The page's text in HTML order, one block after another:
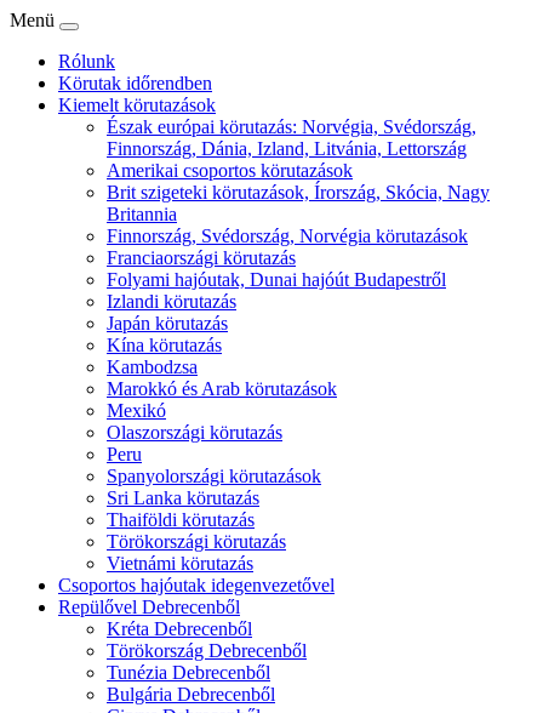
Menü
Rólunk
Körutak időrendben
Kiemelt körutazások
Észak európai körutazás: Norvégia, Svédország,
Finnország, Dánia, Izland, Litvánia, Lettország
Amerikai csoportos körutazások
Brit szigeteki körutazások, Írország, Skócia, Nagy
Britannia
Finnország, Svédország, Norvégia körutazások
Franciaországi körutazás
Folyami hajóutak, Dunai hajóút Budapestről
Izlandi körutazás
Japán körutazás
Kína körutazás
Kambodzsa
Marokkó és Arab körutazások
Mexikó
Olaszországi körutazás
Peru
Spanyolországi körutazások
Sri Lanka körutazás
Thaiföldi körutazás
Törökországi körutazás
Vietnámi körutazás
Csoportos hajóutak idegenvezetővel
Repülővel Debrecenből
Kréta Debrecenből
Törökország Debrecenből
Tunézia Debrecenből
Bulgária Debrecenből